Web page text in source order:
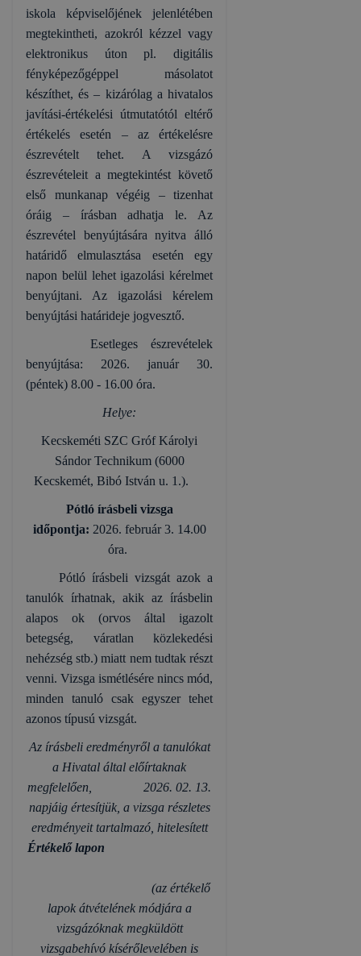
iskola képviselőjének jelenlétében
megtekintheti, azokról kézzel vagy
elektronikus úton pl. digitális
fényképezőgéppel másolatot
készíthet, és – kizárólag a hivatalos
javítási-értékelési útmutatótól eltérő
értékelés esetén – az értékelésre
észrevételt tehet. A vizsgázó
észrevételeit a megtekintést követő
első munkanap végéig – tizenhat
óráig – írásban adhatja le. Az
észrevétel benyújtására nyitva álló
határidő elmulasztása esetén egy
napon belül lehet igazolási kérelmet
benyújtani. Az igazolási kérelem
benyújtási határideje jogvesztő.
Esetleges észrevételek
benyújtása: 2026. január 30.
(péntek) 8.00 - 16.00 óra.
Helye:
Kecskeméti SZC Gróf Károlyi
Sándor Technikum (6000
Kecskemét, Bibó István u. 1.).
Pótló írásbeli vizsga
időpontja: 2026. február 3. 14.00
óra.
Pótló írásbeli vizsgát azok a
tanulók írhatnak, akik az írásbelin
alapos ok (orvos által igazolt
betegség, váratlan közlekedési
nehézség stb.) miatt nem tudtak részt
venni. Vizsga ismétlésére nincs mód,
minden tanuló csak egyszer tehet
azonos típusú vizsgát.
Az írásbeli eredményről a tanulókat
a Hivatal által előírtaknak
megfelelően, 2026. 02. 13.
napjáig értesítjük, a vizsga részletes
eredményeit tartalmazó, hitelesített
Értékelő lapon
(az értékelő
lapok átvételének módjára a
vizsgázóknak megküldött
vizsgabehívó kísérőlevelében is